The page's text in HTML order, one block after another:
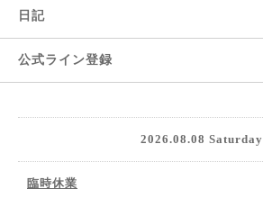
日記
公式ライン登録
2026.08.08 Saturday
臨時休業